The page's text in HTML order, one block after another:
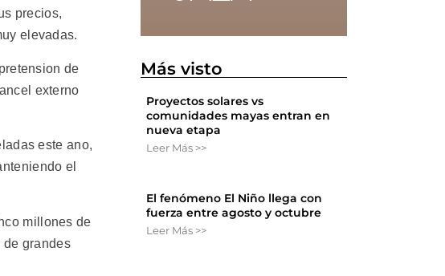
precios,
elevadas.
de
externo
este ano,
el
millones de
de grandes
Más visto
Proyectos solares vs
comunidades mayas entran en
nueva etapa
Leer Más >>
El fenómeno El Niño llega con
fuerza entre agosto y octubre
Leer Más >>